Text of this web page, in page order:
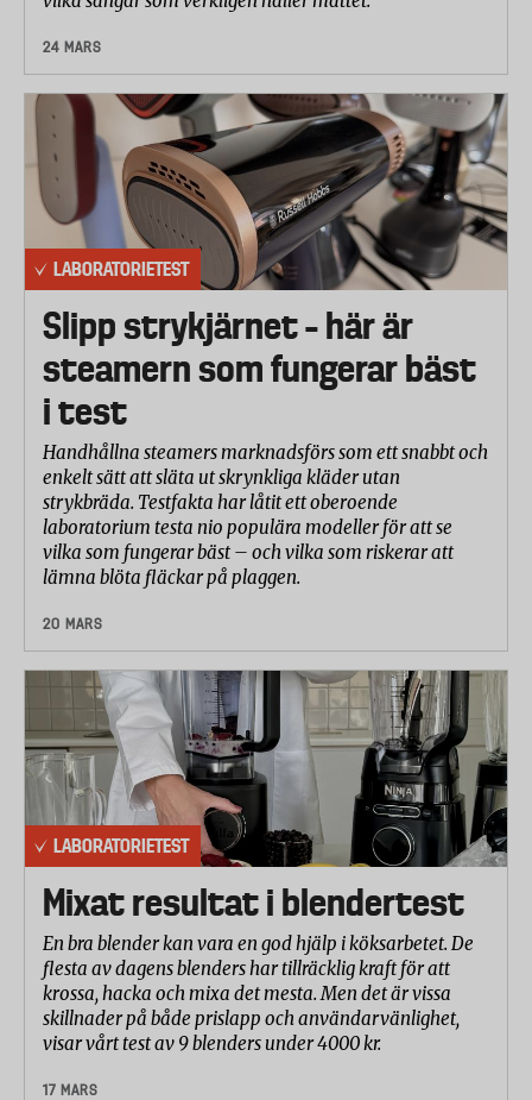
24 MARS
LABORATORIETEST
Slipp strykjärnet – här är
steamern som fungerar bäst
i test
Handhållna steamers marknadsförs som ett snabbt och
enkelt sätt att släta ut skrynkliga kläder utan
strykbräda. Testfakta har låtit ett oberoende
laboratorium testa nio populära modeller för att se
vilka som fungerar bäst – och vilka som riskerar att
lämna blöta fläckar på plaggen.
20 MARS
LABORATORIETEST
Mixat resultat i blendertest
En bra blender kan vara en god hjälp i köksarbetet. De
flesta av dagens blenders har tillräcklig kraft för att
krossa, hacka och mixa det mesta. Men det är vissa
skillnader på både prislapp och användarvänlighet,
visar vårt test av 9 blenders under 4000 kr.
17 MARS